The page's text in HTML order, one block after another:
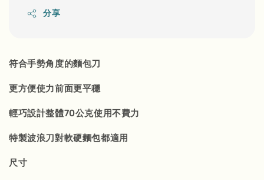
分享
符合手勢角度的麵包刀
更方便使力前面更平穩
輕巧設計整體70公克使用不費力
特製波浪刀對軟硬麵包都適用
尺寸